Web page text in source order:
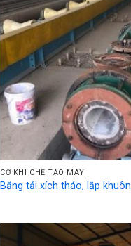
CƠ KHÍ CHẾ TẠO MÁY
Băng tải xích tháo, lắp khuôn